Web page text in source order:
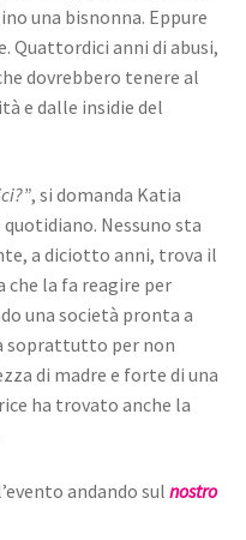
una bisnonna. Eppure
Quattordici anni di abusi,
dovrebbero tenere al
e dalle insidie del
, si domanda Katia
Nessuno sta
a diciotto anni, trova il
che la fa reagire per
una società pronta a
soprattutto per non
di madre e forte di una
ha trovato anche la
andando sul nostro